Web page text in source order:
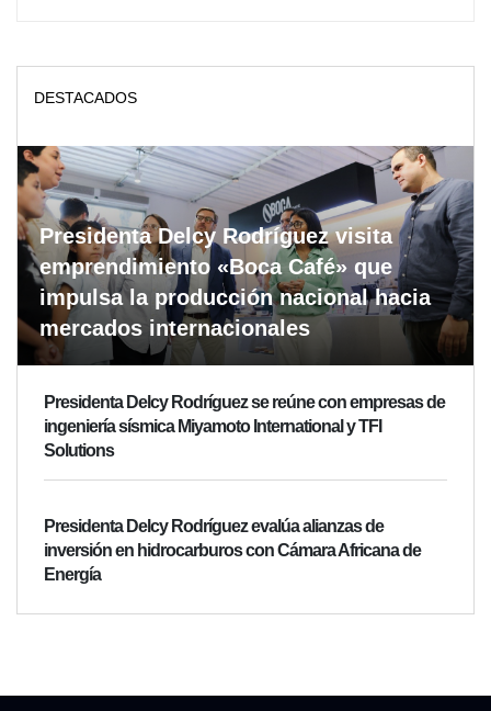
DESTACADOS
Presidenta Delcy Rodríguez visita
emprendimiento «Boca Café» que
impulsa la producción nacional hacia
mercados internacionales
Presidenta Delcy Rodríguez se reúne con empresas de
ingeniería sísmica Miyamoto International y TFI
Solutions
Presidenta Delcy Rodríguez evalúa alianzas de
inversión en hidrocarburos con Cámara Africana de
Energía